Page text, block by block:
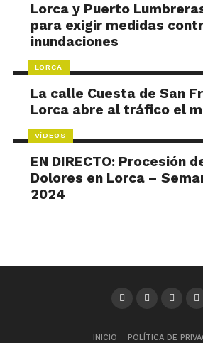
Lorca y Puerto
para exigir medidas
inundaciones
LORCA
La calle Cuesta de San
Lorca abre al tráfico el
VÍDEOS
EN DIRECTO: Procesión
Dolores en Lorca –
2024
INICIO POLÍTICA DE